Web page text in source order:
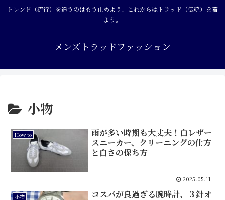
トレンド（流行）を追うのはもう止めよう、これからはトラッド（伝統）を着
よう。
メンズトラッドファッション
小物
How to
雨が多い時期も大丈夫！白レザー
スニーカー、クリーニングの仕方
と白さの保ち方
2025.05.11
小物
コスパが良過ぎる腕時計、３針オ